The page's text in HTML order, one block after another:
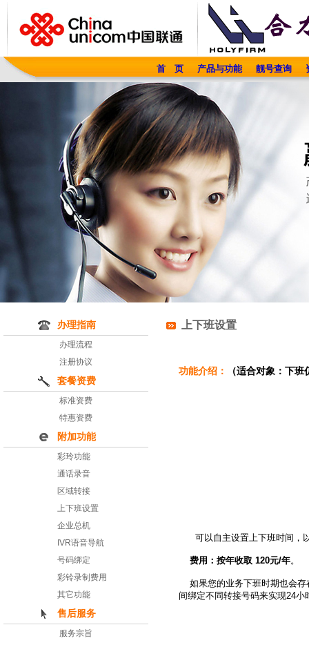
首 页 产品与功能 靓号查询
办理指南
办理流程
注册协议
套餐资费
标准资费
特惠资费
附加功能
彩玲功能
通话录音
区域转接
上下班设置
企业总机
IVR语音导航
号码绑定
彩铃录制费用
其它功能
售后服务
服务宗旨
上下班设置
功能介绍： （适合对象：下
可以自主设置上下班时间，
费用：按年收取 120元/年。
如果您的业务下班时期也会存
间绑定不同转接号码来实现24小